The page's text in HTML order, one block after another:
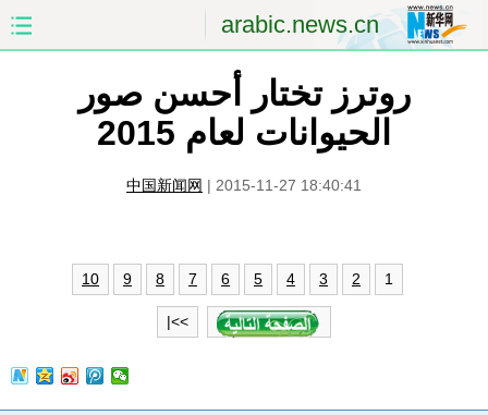
arabic.news.cn
الصفحة الأولى
الشرق الأوسط العالم
الاقتصاد
السياحة والبيئة
مؤتمر صحفى للخارجية
روترز تختار أحسن صور
الحيوانات لعام 2015
中国新闻网 | 2015-11-27 18:40:41
1
2
3
4
5
6
7
8
9
10
>>|